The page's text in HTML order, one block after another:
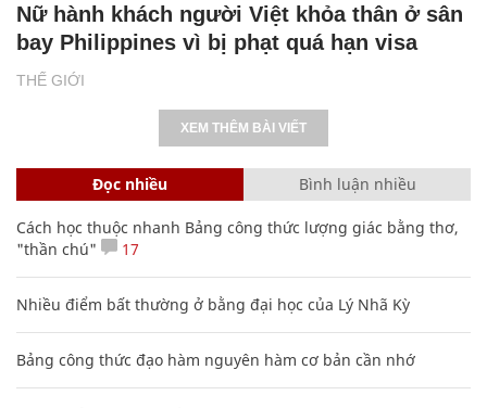
THẾ GIỚI
Nữ hành khách người Việt khỏa thân ở sân
bay Philippines vì bị phạt quá hạn visa
XEM THÊM BÀI VIẾT
Đọc nhiều Bình luận nhiều
Cách học thuộc nhanh Bảng công thức lượng giác bằng thơ,
"thần chú"
17
Nhiều điểm bất thường ở bằng đại học của Lý Nhã Kỳ
Bảng công thức đạo hàm nguyên hàm cơ bản cần nhớ